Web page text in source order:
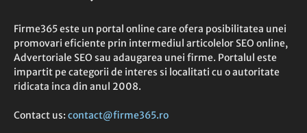
Firme365 este un portal online care ofera posibilitatea unei
promovari eficiente prin intermediul articolelor SEO online,
Advertoriale SEO sau adaugarea unei firme. Portalul este
impartit pe categorii de interes si localitati cu o autoritate
ridicata inca din anul 2008.
Contact us: contact@firme365.ro